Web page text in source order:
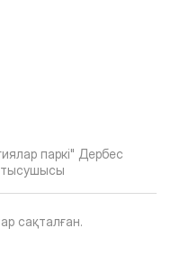
паркі" Дербес
сақталған.